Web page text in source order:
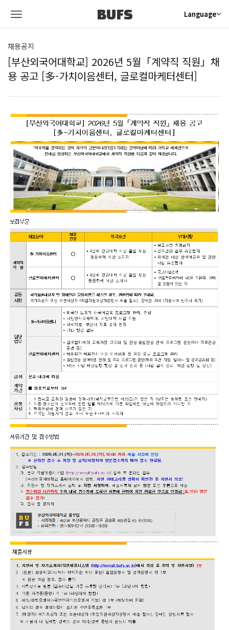
BUFS Language
채용공지
[부산외국어대학교] 2026년 5월「계약직 직원」채
용 공고 [多-가치이음센터, 글로컬마케터센터]